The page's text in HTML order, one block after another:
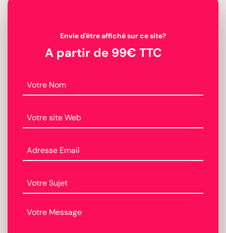
Envie d'être affiché sur ce site?
A partir de 99€ TTC